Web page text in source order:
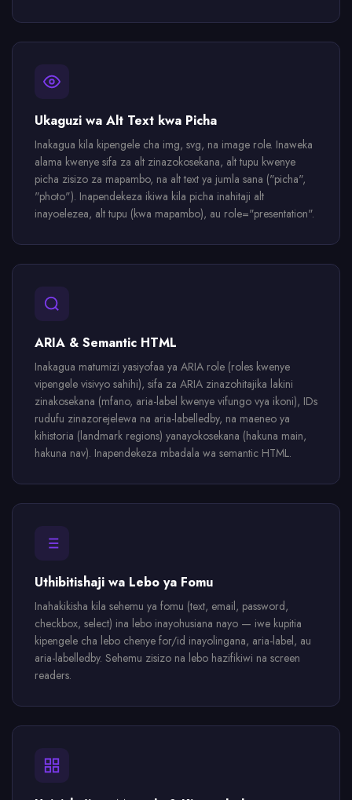
Ukaguzi wa Alt Text kwa Picha
Inakagua kila kipengele cha img, svg, na image role. Inaweka
alama kwenye sifa za alt zinazokosekana, alt tupu kwenye
picha zisizo za mapambo, na alt text ya jumla sana ("picha",
"photo"). Inapendekeza ikiwa kila picha inahitaji alt
inayoelezea, alt tupu (kwa mapambo), au role="presentation".
ARIA & Semantic HTML
Inakagua matumizi yasiyofaa ya ARIA role (roles kwenye
vipengele visivyo sahihi), sifa za ARIA zinazohitajika lakini
zinakosekana (mfano, aria-label kwenye vifungo vya ikoni), IDs
rudufu zinazorejelewa na aria-labelledby, na maeneo ya
kihistoria (landmark regions) yanayokosekana (hakuna main,
hakuna nav). Inapendekeza mbadala wa semantic HTML.
Uthibitishaji wa Lebo ya Fomu
Inahakikisha kila sehemu ya fomu (text, email, password,
checkbox, select) ina lebo inayohusiana nayo — iwe kupitia
kipengele cha lebo chenye for/id inayolingana, aria-label, au
aria-labelledby. Sehemu zisizo na lebo hazifikiwi na screen
readers.